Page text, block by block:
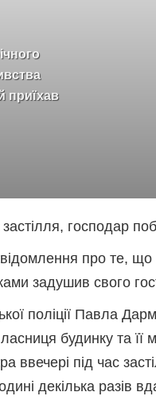
приїхав
господар
про те,
задушив свого
поліції Павла
будинку та її
ввечері під час
декілька разів